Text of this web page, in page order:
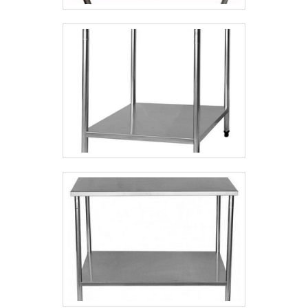
buscar uma empresa que tenha produtos e
serviços com ótima qualidade e precisão,
detalhes que passam despercebidos e
podem gerar prejuízo futuros para os
clientes.Tudo isso que já foi explorado é a
razão pela qual a Minas Aço Inox é
comprometida com os serviços quando se
fala do segmento de industrialização em aço
inox. A empresa objetiva o que há de melhor
na atualidade para os clientes, contando
com profissionais com vasta experiência na
área que esperam seu contato para melhor
atender.GARANTIA E ASSERTIVIDADE NO
SEGMENTONa Minas Aço Inox é possível
encontrar a solução para quem busca
industrialização em aço inox. Sempre de
olho no mercado, traz novidades em itens
como produtos em aço inox para o setor